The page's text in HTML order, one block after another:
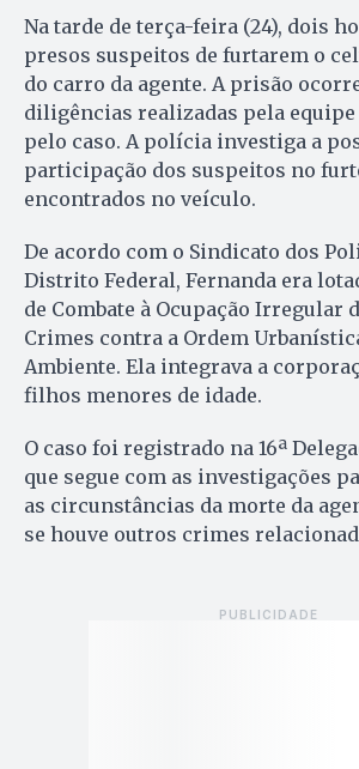
Na tarde de terça-feira (24), dois
presos suspeitos de furtarem o
do carro da agente. A prisão
diligências realizadas pela
pelo caso. A polícia investiga a
participação dos suspeitos no
encontrados no veículo.
De acordo com o Sindicato dos
Distrito Federal, Fernanda era
de Combate à Ocupação Irregular
Crimes contra a Ordem
Ambiente. Ela integrava a
filhos menores de idade.
O caso foi registrado na 16ª
que segue com as investigações
as circunstâncias da morte da
se houve outros crimes